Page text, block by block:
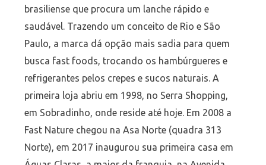
brasiliense que procura um lanche rápido e
saudável. Trazendo um conceito de Rio e São
Paulo, a marca dá opção mais sadia para quem
busca fast foods, trocando os hambúrgueres e
refrigerantes pelos crepes e sucos naturais. A
primeira loja abriu em 1998, no Serra Shopping,
em Sobradinho, onde reside até hoje. Em 2008 a
Fast Nature chegou na Asa Norte (quadra 313
Norte), em 2017 inaugurou sua primeira casa em